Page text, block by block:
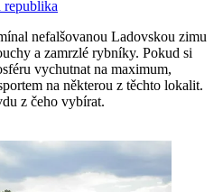
republika
nefalšovanou Ladovskou zimu
a zamrzlé rybníky. Pokud si
vychutnat na maximum,
na některou z těchto lokalit.
z čeho vybírat.